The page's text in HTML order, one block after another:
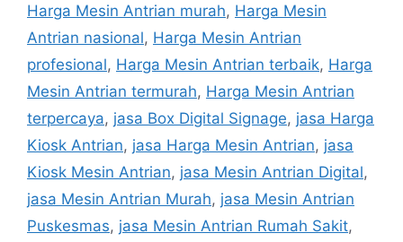
Harga Mesin Antrian murah, Harga Mesin
Antrian nasional, Harga Mesin Antrian
profesional, Harga Mesin Antrian terbaik, Harga
Mesin Antrian termurah, Harga Mesin Antrian
terpercaya, jasa Box Digital Signage, jasa Harga
Kiosk Antrian, jasa Harga Mesin Antrian, jasa
Kiosk Mesin Antrian, jasa Mesin Antrian Digital,
jasa Mesin Antrian Murah, jasa Mesin Antrian
Puskesmas, jasa Mesin Antrian Rumah Sakit,